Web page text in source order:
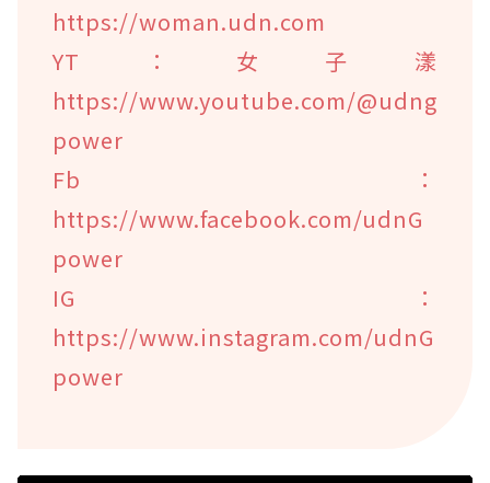
https://woman.udn.com
YT：女子漾
https://www.youtube.com/@udng
power
Fb：
https://www.facebook.com/udnG
power
IG：
https://www.instagram.com/udnG
power